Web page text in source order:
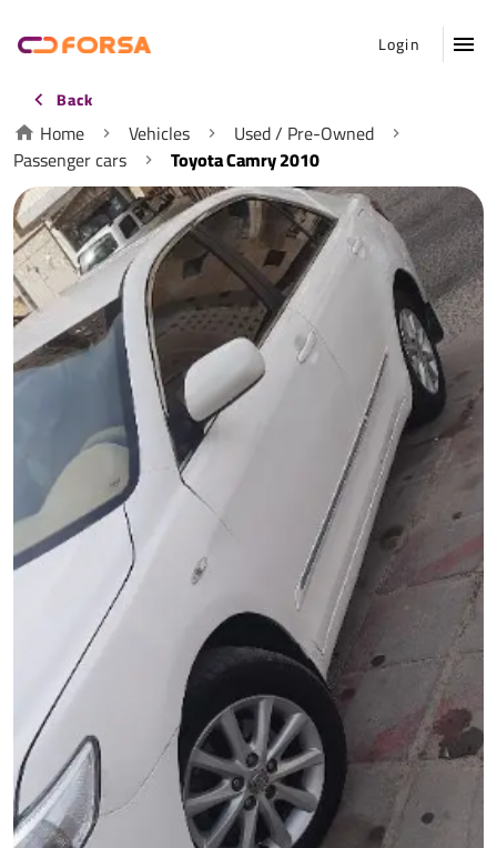
Login
Back
Home Vehicles
Used / Pre-Owned
Passenger cars
Toyota Camry 2010